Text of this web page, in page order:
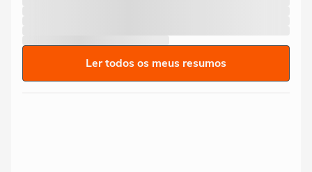
Ler todos os meus resumos